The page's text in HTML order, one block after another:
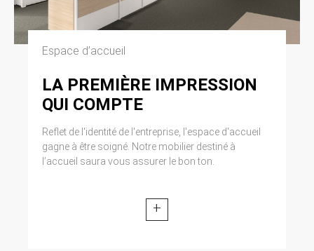
Espace d’accueil
LA PREMIÈRE IMPRESSION
QUI COMPTE
Reflet de l'identité de l'entreprise, l'espace d'accueil
gagne à être soigné. Notre mobilier destiné à
l’accueil saura vous assurer le bon ton.
+